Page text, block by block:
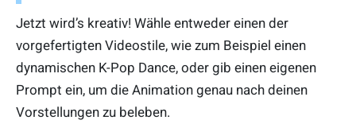
Jetzt wird’s kreativ! Wähle entweder einen der
vorgefertigten Videostile, wie zum Beispiel einen
dynamischen K-Pop Dance, oder gib einen eigenen
Prompt ein, um die Animation genau nach deinen
Vorstellungen zu beleben.